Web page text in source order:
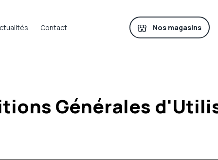
Contact Nos magasins
Générales